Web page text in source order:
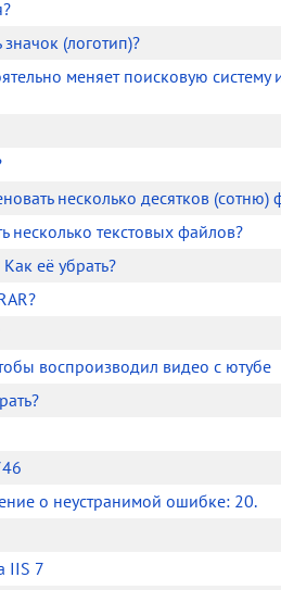
(логотип)?
меняет поисковую систему
несколько десятков (сотню)
несколько текстовых файлов?
её убрать?
воспроизводил видео с ютубе
о неустранимой ошибке: 20.
IIS 7